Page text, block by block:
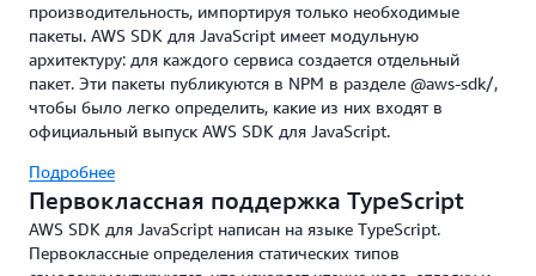
производительность, импортируя только необходимые
пакеты. AWS SDK для JavaScript имеет модульную
архитектуру: для каждого сервиса создается отдельный
пакет. Эти пакеты публикуются в NPM в разделе @aws-sdk/,
чтобы было легко определить, какие из них входят в
официальный выпуск AWS SDK для JavaScript.
Подробнее
Первоклассная поддержка TypeScript
AWS SDK для JavaScript написан на языке TypeScript.
Первоклассные определения статических типов